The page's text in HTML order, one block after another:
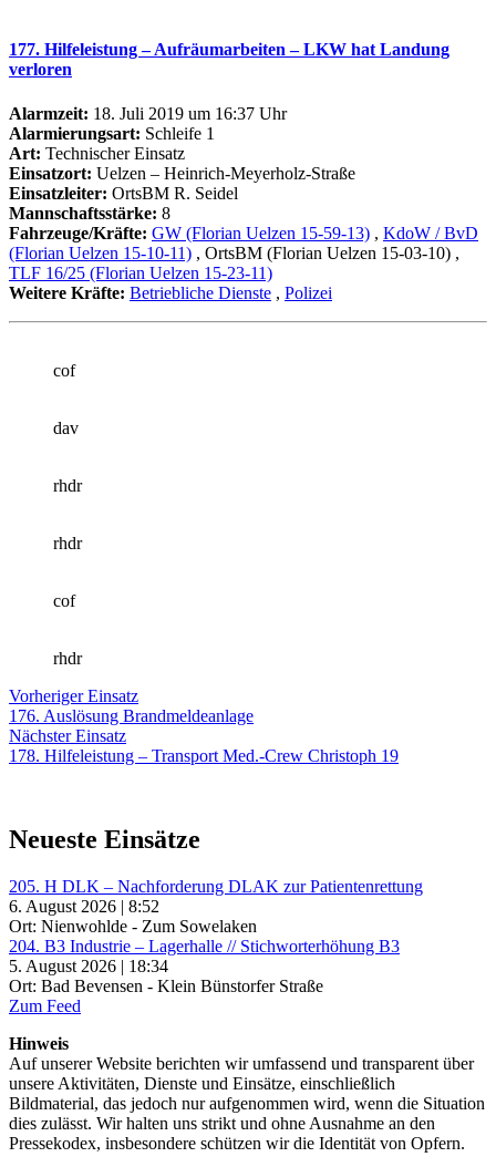
177. Hilfeleistung – Aufräumarbeiten – LKW hat Landung
verloren
Alarmzeit: 18. Juli 2019 um 16:37 Uhr
Alarmierungsart: Schleife 1
Art: Technischer Einsatz
Einsatzort: Uelzen – Heinrich-Meyerholz-Straße
Einsatzleiter: OrtsBM R. Seidel
Mannschaftsstärke: 8
Fahrzeuge/Kräfte: GW (Florian Uelzen 15-59-13) , KdoW / BvD
(Florian Uelzen 15-10-11) , OrtsBM (Florian Uelzen 15-03-10) ,
TLF 16/25 (Florian Uelzen 15-23-11)
Weitere Kräfte: Betriebliche Dienste , Polizei
cof
dav
rhdr
rhdr
cof
rhdr
Beitragsnavigation
Vorheriger EinsatzVorheriger
Einsatz:
176. Auslösung Brandmeldeanlage
Nächster EinsatzNächster
Einsatz:
178. Hilfeleistung – Transport Med.-Crew Christoph 19
Neueste Einsätze
205. H DLK – Nachforderung DLAK zur Patientenrettung
6. August 2026 | 8:52
Ort: Nienwohlde - Zum Sowelaken
204. B3 Industrie – Lagerhalle // Stichworterhöhung B3
5. August 2026 | 18:34
Ort: Bad Bevensen - Klein Bünstorfer Straße
Zum Feed
Hinweis
Auf unserer Website berichten wir umfassend und transparent über
unsere Aktivitäten, Dienste und Einsätze, einschließlich
Bildmaterial, das jedoch nur aufgenommen wird, wenn die Situation
dies zulässt. Wir halten uns strikt und ohne Ausnahme an den
Pressekodex, insbesondere schützen wir die Identität von Opfern.